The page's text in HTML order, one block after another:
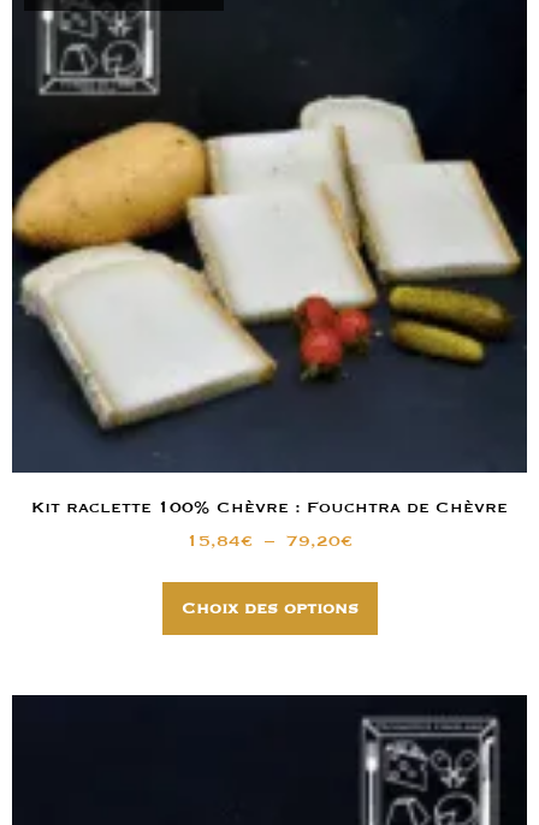
Kit raclette 100% Chèvre : Fouchtra de Chèvre
15,84€ – 79,20€
Choix des options